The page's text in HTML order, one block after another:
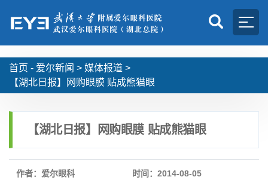
首页 - 爱尔新闻 > 媒体报道 >
【湖北日报】网购眼膜 贴成熊猫眼
【湖北日报】网购眼膜 贴成熊猫眼
作者：爱尔眼科 时间：2014-08-05